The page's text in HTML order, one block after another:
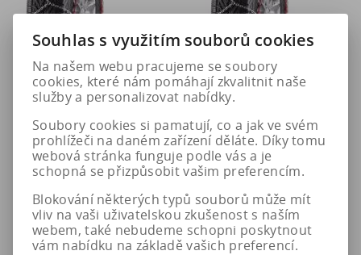
Pewag Sněhové řetězy SXV
4 901 Kč
5 309 Kč
Do košíku
Pewag Sněhové řetězy SXV
4 901 Kč
5 309 Kč
Do košíku
Souhlas s využitím souborů cookies
Na našem webu pracujeme se soubory
cookies, které nám pomáhají zkvalitnit naše
služby a personalizovat nabídky.
Soubory cookies si pamatují, co a jak ve svém
prohlížeči na daném zařízení děláte. Díky tomu
webová stránka funguje podle vás a je
schopná se přizpůsobit vašim preferencím.
Blokování některých typů souborů může mít
vliv na vaši uživatelskou zkušenost s naším
webem, také nebudeme schopni poskytnout
vám nabídku na základě vašich preferencí.